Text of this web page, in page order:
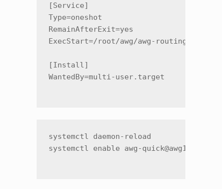
[Service]
Type=oneshot
RemainAfterExit=yes
ExecStart=/root/awg/awg-routing.sh
[Install]
systemctl daemon-reload